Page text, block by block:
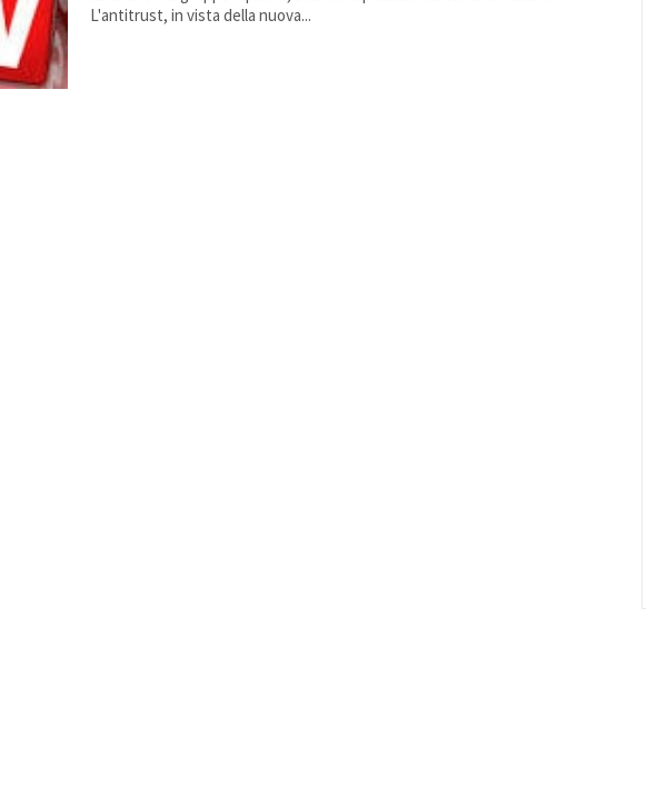
L'antitrust, in vista della nuova...